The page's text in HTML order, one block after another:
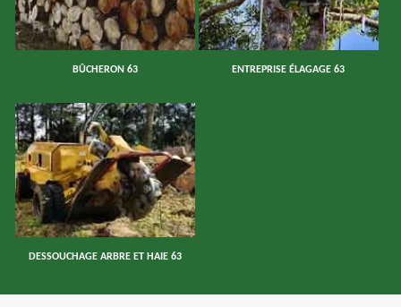
BÛCHERON 63 ENTREPRISE ÉLAGAGE 63
DESSOUCHAGE ARBRE ET HAIE 63